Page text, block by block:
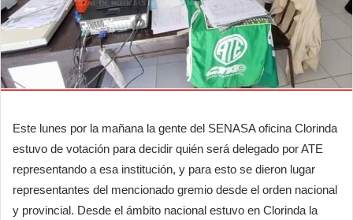
Este lunes por la mañana la gente del SENASA oficina Clorinda
estuvo de votación para decidir quién será delegado por ATE
representando a esa institución, y para esto se dieron lugar
representantes del mencionado gremio desde el orden nacional
y provincial. Desde el ámbito nacional estuvo en Clorinda la